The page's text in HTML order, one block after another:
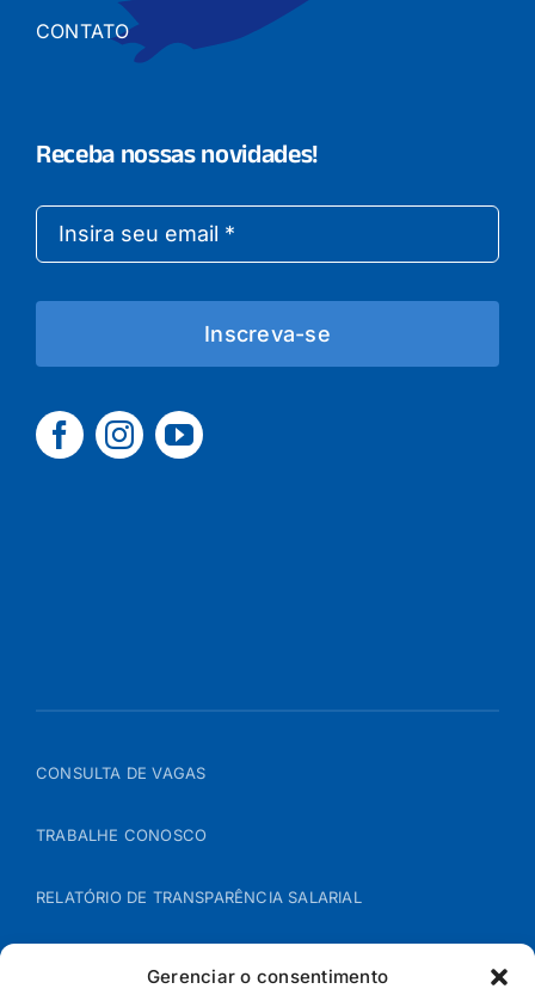
Gerenciar o consentimento
CONTATO
Receba nossas novidades!
Inscreva-se
CONSULTA DE VAGAS
TRABALHE CONOSCO
RELATÓRIO DE TRANSPARÊNCIA SALARIAL